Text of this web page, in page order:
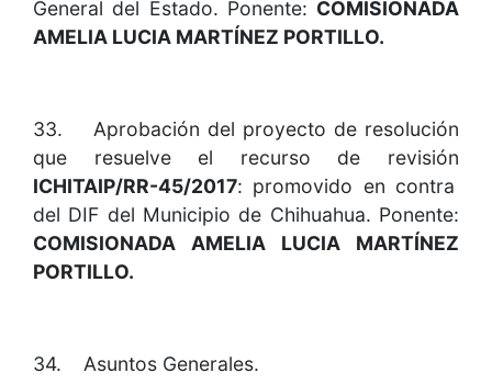
General del Estado. Ponente: COMISIONADA
AMELIA LUCIA MARTÍNEZ PORTILLO.
33. Aprobación del proyecto de resolución
que resuelve el recurso de revisión
ICHITAIP/RR-45/2017: promovido en contra
del DIF del Municipio de Chihuahua. Ponente:
COMISIONADA AMELIA LUCIA MARTÍNEZ
PORTILLO.
34. Asuntos Generales.